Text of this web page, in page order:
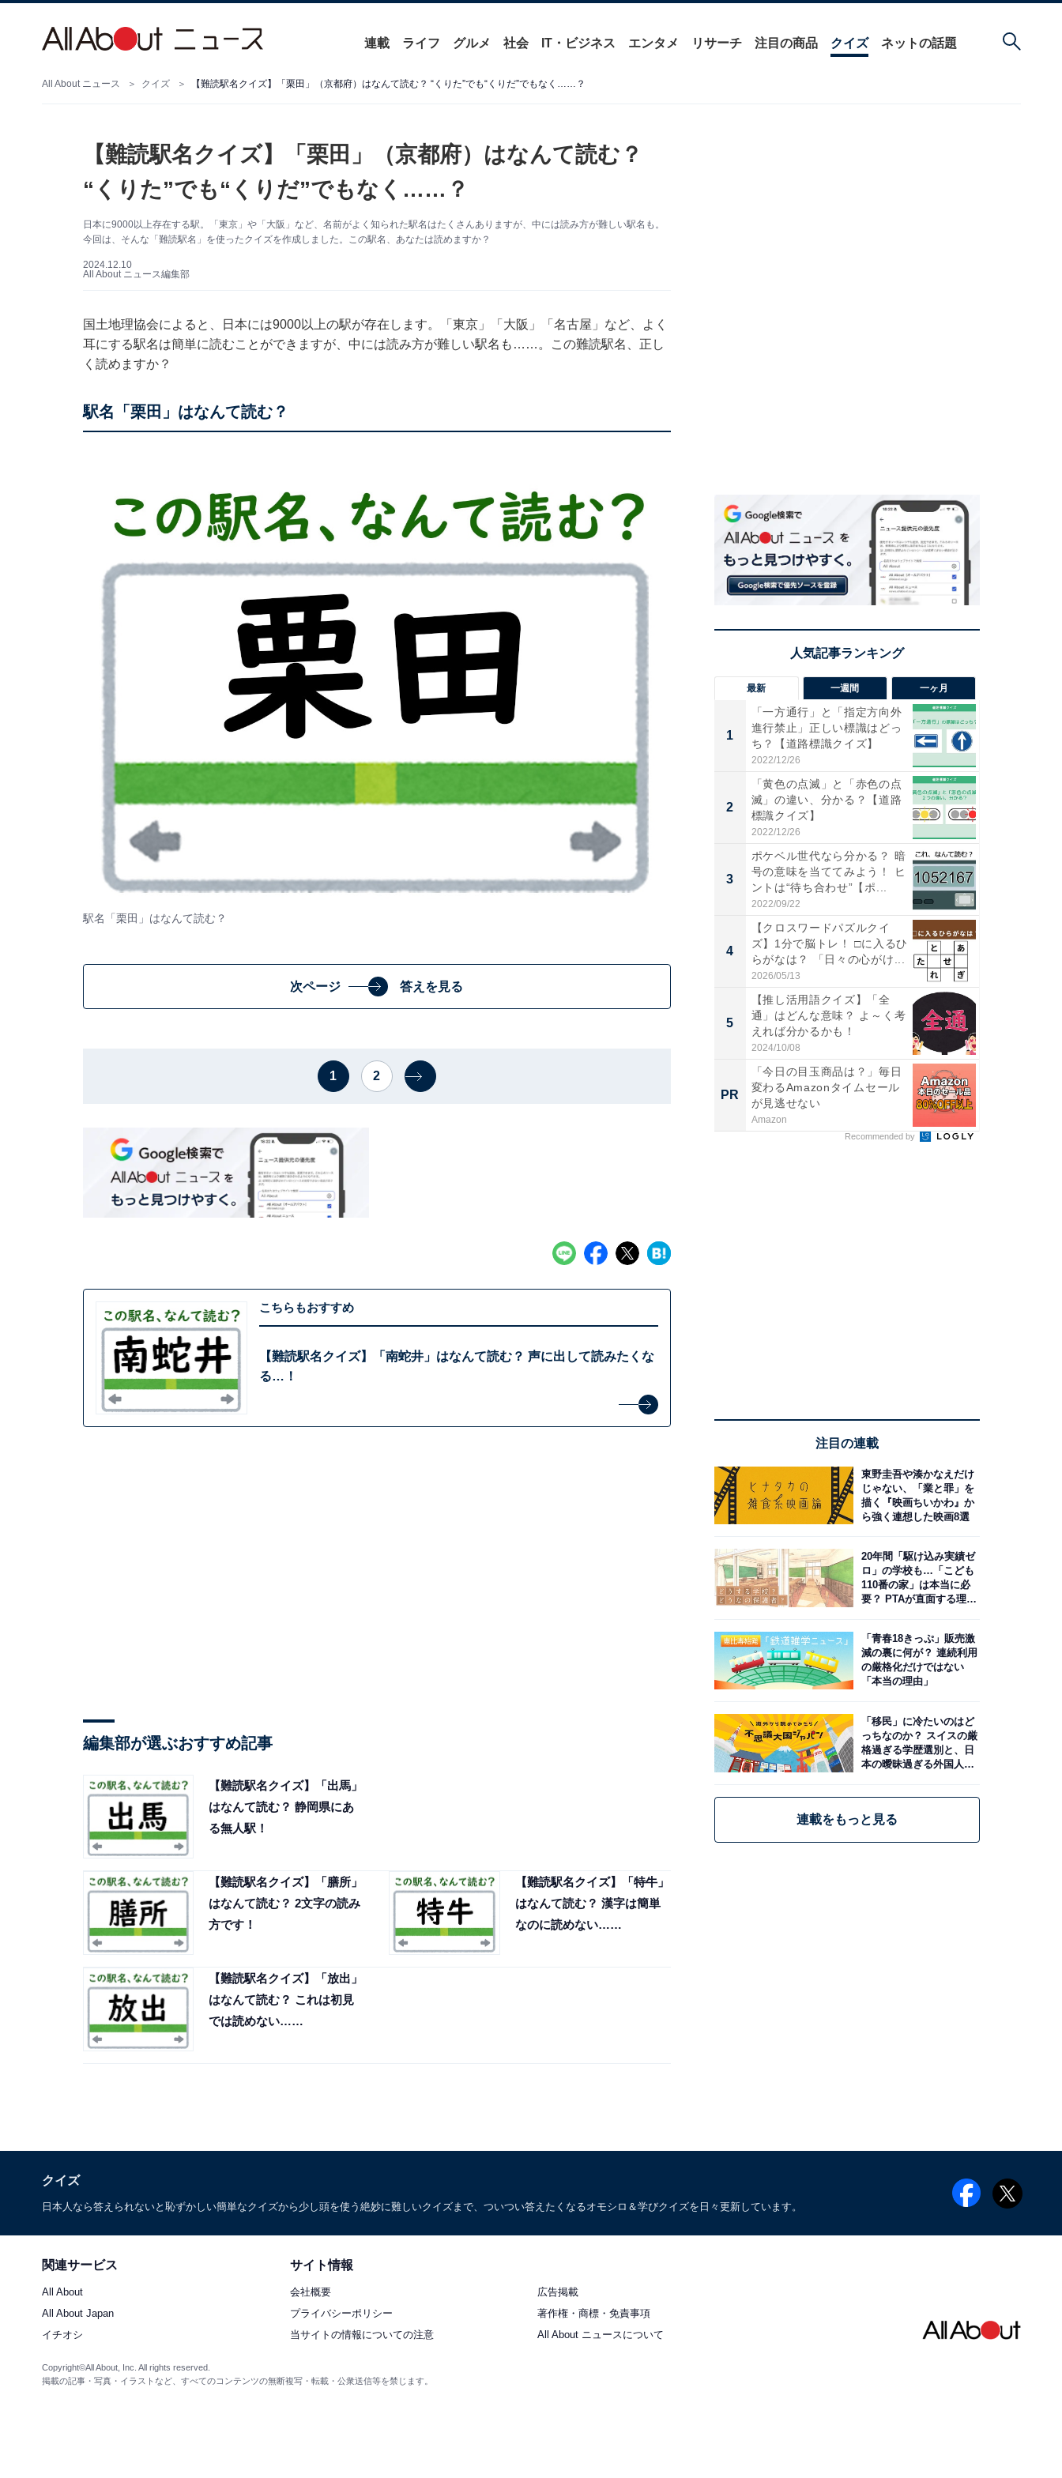
連載 ライフ グルメ 社会 IT・ビジネス エンタメ リサーチ 注目の商品 クイズ ネットの話題
All About ニュース クイズ 【難読駅名クイズ】「栗田」（京都府）はなんて読む？ “くりた”でも“くりだ”でもなく……？
【難読駅名クイズ】「栗田」（京都府）はなんて読む？
“くりた”でも“くりだ”でもなく……？
日本に9000以上存在する駅。「東京」や「大阪」など、名前がよく知られた駅名はたくさんありますが、中には読み方が難しい駅名も。
今回は、そんな「難読駅名」を使ったクイズを作成しました。この駅名、あなたは読めますか？
2024.12.10
All About ニュース編集部
国土地理協会によると、日本には9000以上の駅が存在します。「東京」「大阪」「名古屋」など、よく
耳にする駅名は簡単に読むことができますが、中には読み方が難しい駅名も……。この難読駅名、正し
く読めますか？
駅名「栗田」はなんて読む？
駅名「栗田」はなんて読む？
次ページ 答えを見る
1 2
こちらもおすすめ
【難読駅名クイズ】「南蛇井」はなんて読む？ 声に出して読みたくな
る…！
編集部が選ぶおすすめ記事
【難読駅名クイズ】「出馬」
はなんて読む？ 静岡県にあ
る無人駅！
【難読駅名クイズ】「膳所」
はなんて読む？ 2文字の読み
方です！
【難読駅名クイズ】「特牛」
はなんて読む？ 漢字は簡単
なのに読めない……
【難読駅名クイズ】「放出」
はなんて読む？ これは初見
では読めない……
最新 一週間 一ヶ月
1
「一方通行」と「指定方向外
進行禁止」正しい標識はどっ
ち？【道路標識クイズ】
2022/12/26
2
「黄色の点滅」と「赤色の点
滅」の違い、分かる？【道路
標識クイズ】
2022/12/26
3
ポケベル世代なら分かる？ 暗
号の意味を当ててみよう！ ヒ
ントは“待ち合わせ”【ポ...
2022/09/22
4
【クロスワードパズルクイ
ズ】1分で脳トレ！ □に入るひ
らがなは？ 「日々の心がけ...
2026/05/13
5
【推し活用語クイズ】「全
通」はどんな意味？ よ～く考
えれば分かるかも！
2024/10/08
PR
「今日の目玉商品は？」毎日
変わるAmazonタイムセール
が見逃せない
Amazon
Recommended by
注目の連載
東野圭吾や湊かなえだけ
じゃない、「業と罪」を
描く『映画ちいかわ』か
ら強く連想した映画8選
20年間「駆け込み実績ゼ
ロ」の学校も…「こども
110番の家」は本当に必
要？ PTAが直面する理想
「青春18きっぷ」販売激
減の裏に何が？ 連続利用
の厳格化だけではない
「本当の理由」
「移民」に冷たいのはど
っちなのか？ スイスの厳
格過ぎる学歴選別と、日
本の曖昧過ぎる外国人政
連載をもっと見る
クイズ
日本人なら答えられないと恥ずかしい簡単なクイズから少し頭を使う絶妙に難しいクイズまで、ついつい答えたくなるオモシロ＆学びクイズを日々更新しています。
関連サービス
All About
All About Japan
イチオシ
サイト情報
会社概要
広告掲載
プライバシーポリシー
著作権・商標・免責事項
当サイトの情報についての注意
All About ニュースについて
Copyright©All About, Inc. All rights reserved.
掲載の記事・写真・イラストなど、すべてのコンテンツの無断複写・転載・公衆送信等を禁じます。